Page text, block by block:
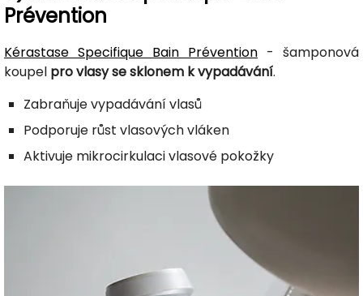
Prévention
Kérastase Specifique Bain Prévention - šamponová
koupel pro vlasy se sklonem k vypadávání.
Zabraňuje vypadávání vlasů
Podporuje růst vlasových vláken
Aktivuje mikrocirkulaci vlasové pokožky